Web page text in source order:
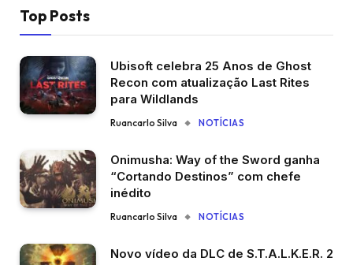
Top Posts
Ubisoft celebra 25 Anos de Ghost
Recon com atualização Last Rites
para Wildlands
Ruancarlo Silva NOTÍCIAS
Onimusha: Way of the Sword ganha
“Cortando Destinos” com chefe
inédito
Ruancarlo Silva NOTÍCIAS
Novo vídeo da DLC de S.T.A.L.K.E.R. 2